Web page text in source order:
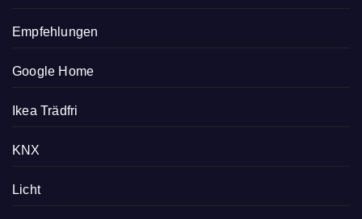
Empfehlungen
Google Home
Ikea Trädfri
KNX
Licht